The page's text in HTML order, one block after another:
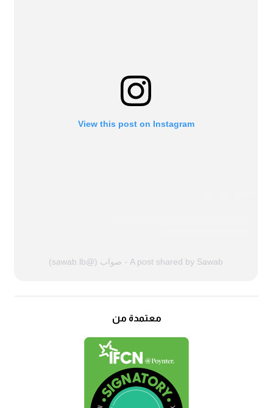
View this post on Instagram
A post shared by Sawab - صواب (@sawab.lb)
معتمدة من